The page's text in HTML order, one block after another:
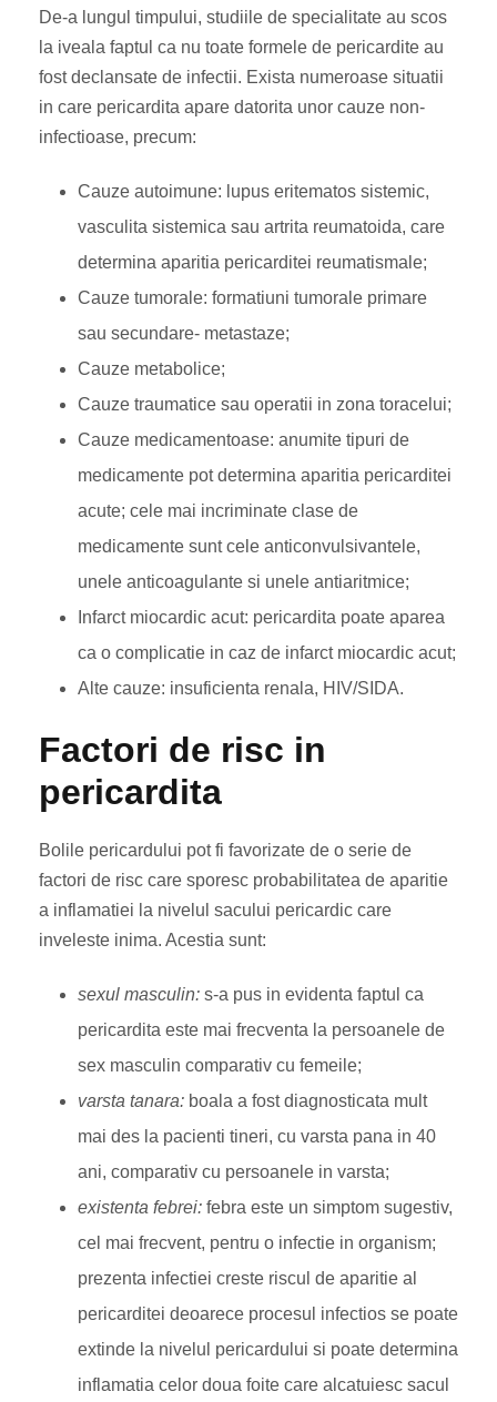
De-a lungul timpului, studiile de specialitate au scos
la iveala faptul ca nu toate formele de pericardite au
fost declansate de infectii. Exista numeroase situatii
in care pericardita apare datorita unor cauze non-
infectioase, precum:
Cauze autoimune: lupus eritematos sistemic,
vasculita sistemica sau artrita reumatoida, care
determina aparitia pericarditei reumatismale;
Cauze tumorale: formatiuni tumorale primare
sau secundare- metastaze;
Cauze metabolice;
Cauze traumatice sau operatii in zona toracelui;
Cauze medicamentoase: anumite tipuri de
medicamente pot determina aparitia pericarditei
acute; cele mai incriminate clase de
medicamente sunt cele anticonvulsivantele,
unele anticoagulante si unele antiaritmice;
Infarct miocardic acut: pericardita poate aparea
ca o complicatie in caz de infarct miocardic acut;
Alte cauze: insuficienta renala, HIV/SIDA.
Factori de risc in
pericardita
Bolile pericardului pot fi favorizate de o serie de
factori de risc care sporesc probabilitatea de aparitie
a inflamatiei la nivelul sacului pericardic care
inveleste inima. Acestia sunt:
sexul masculin: s-a pus in evidenta faptul ca
pericardita este mai frecventa la persoanele de
sex masculin comparativ cu femeile;
varsta tanara: boala a fost diagnosticata mult
mai des la pacienti tineri, cu varsta pana in 40
ani, comparativ cu persoanele in varsta;
existenta febrei: febra este un simptom sugestiv,
cel mai frecvent, pentru o infectie in organism;
prezenta infectiei creste riscul de aparitie al
pericarditei deoarece procesul infectios se poate
extinde la nivelul pericardului si poate determina
inflamatia celor doua foite care alcatuiesc sacul